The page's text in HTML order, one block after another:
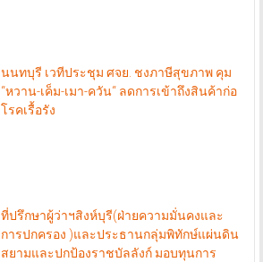
นนทบุรี เวทีประชุม ศจย. ชงภาษีสุขภาพ คุม
“หวาน-เค็ม-เมา-ควัน“ ลดการเข้าถึงสินค้าก่อ
โรคเรื้อรัง
ที่ปรึกษาผู้ว่าฯสิงห์บุรี(ฝ่ายความมั่นคงและ
การปกครอง )และประธานกลุ่มพิทักษ์แผ่นดิน
สยามและปกป้องราชบัลลังก์ มอบทุนการ